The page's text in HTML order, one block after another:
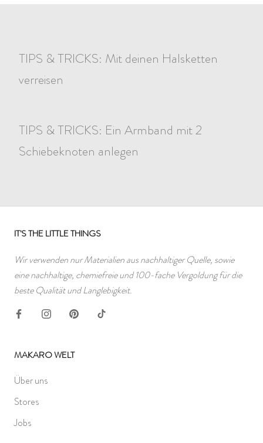
TIPS & TRICKS: Mit deinen Halsketten
verreisen
TIPS & TRICKS: Ein Armband mit 2
Schiebeknoten anlegen
IT'S THE LITTLE THINGS
Wir verwenden nur Materialien aus nachhaltiger Quelle, sowie
eine nachhaltige, chemiefreie und 100-fache Vergoldung für die
beste Qualität und Langlebigkeit.
MAKARO WELT
Über uns
Stores
Jobs